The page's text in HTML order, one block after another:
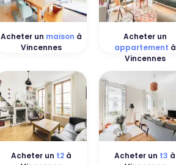
Acheter un maison à
Vincennes
Acheter un
appartement à
Vincennes
Acheter un t2à
Acheter un t3 à